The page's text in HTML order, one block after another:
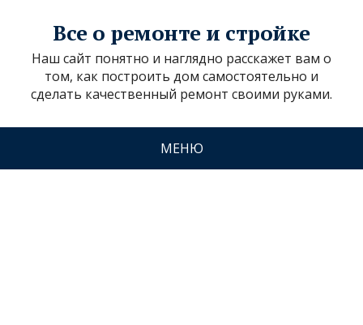
Все о ремонте и стройке
Наш сайт понятно и наглядно расскажет вам о
том, как построить дом самостоятельно и
сделать качественный ремонт своими руками.
МЕНЮ